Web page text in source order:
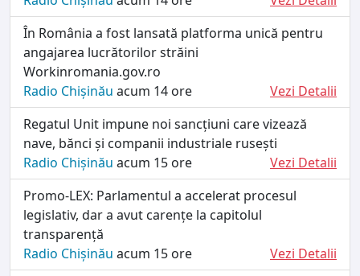
În România a fost lansată platforma unică pentru
angajarea lucrătorilor străini
Workinromania.gov.ro
Radio Chișinău acum 14 ore
Vezi Detalii
Regatul Unit impune noi sancțiuni care vizează
nave, bănci și companii industriale rusești
Radio Chișinău acum 15 ore
Vezi Detalii
Promo-LEX: Parlamentul a accelerat procesul
legislativ, dar a avut carențe la capitolul
transparență
Radio Chișinău acum 15 ore
Vezi Detalii